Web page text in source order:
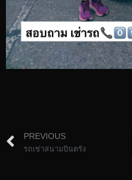
PREVIOUS
รถเช่าสนามบินตรัง